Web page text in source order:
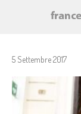
5 Settembre 2017